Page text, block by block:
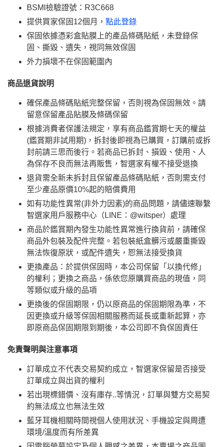
BSMI檢驗證號：R3C668
提供買家保固12個月， 點此登錄
保固依據憑彩盒貼膜上的產品條碼貼紙，未登錄保
固、撕毀、遺失，視同無效保固
外力損壞不在保固範圍內
商品退貨說明
確保產品條碼貼紙完整保留，否則視為保固無效。請
留意保留產品貼膜及條碼保留
根據消費者保護法規定，享有商品鑑賞期七天的權益
(鑑賞期非試用期)，拆封後即視為已購買，訂購前或拆
封前請三思而後行。若商品已拆封、損毀、使用、人
為保存不良而無法再販售，智選家有權不接受退換
退貨需全新未拆封且保留產品條碼貼紙，否則需支付
至少產品原價10%起的賠償費用
如有功能性異常(非外力因素)的商品問題，請儘速聯繫
智選家用戶服務中心（LINE：@witsper）處理
商品於鑑賞期內發生功能性異常進行換貨前，請確保
商品外包裝及配件完整。若包裝紙盒髒污或嚴重撕毀
無法恢復原狀，或配件遺失，恕無法接受換貨
更換產品：於提供保固時，本公司保留「以換代修」
的權利；更換之商品，係依您原購買商品的現值，同
等類似或升級的品項
更換後的保固期限，仍以原商品的保固期限為準，不
因更換或升級等保固相關服務而延長或重新起算，亦
即原商品保固期限到期後，本公司即不負保固責任
免責聲明與注意事項
訂單成立不代表交易契約成立，智選家保留是否接受
訂單成立與出貨的權利
若出現標錯價、沒有庫存..等情況，訂單與雙方交易契
約無法成立也無法生效
藍牙耳機相關時間視個人使用狀況、手機設定與周遭
環境/溫度而有所差異